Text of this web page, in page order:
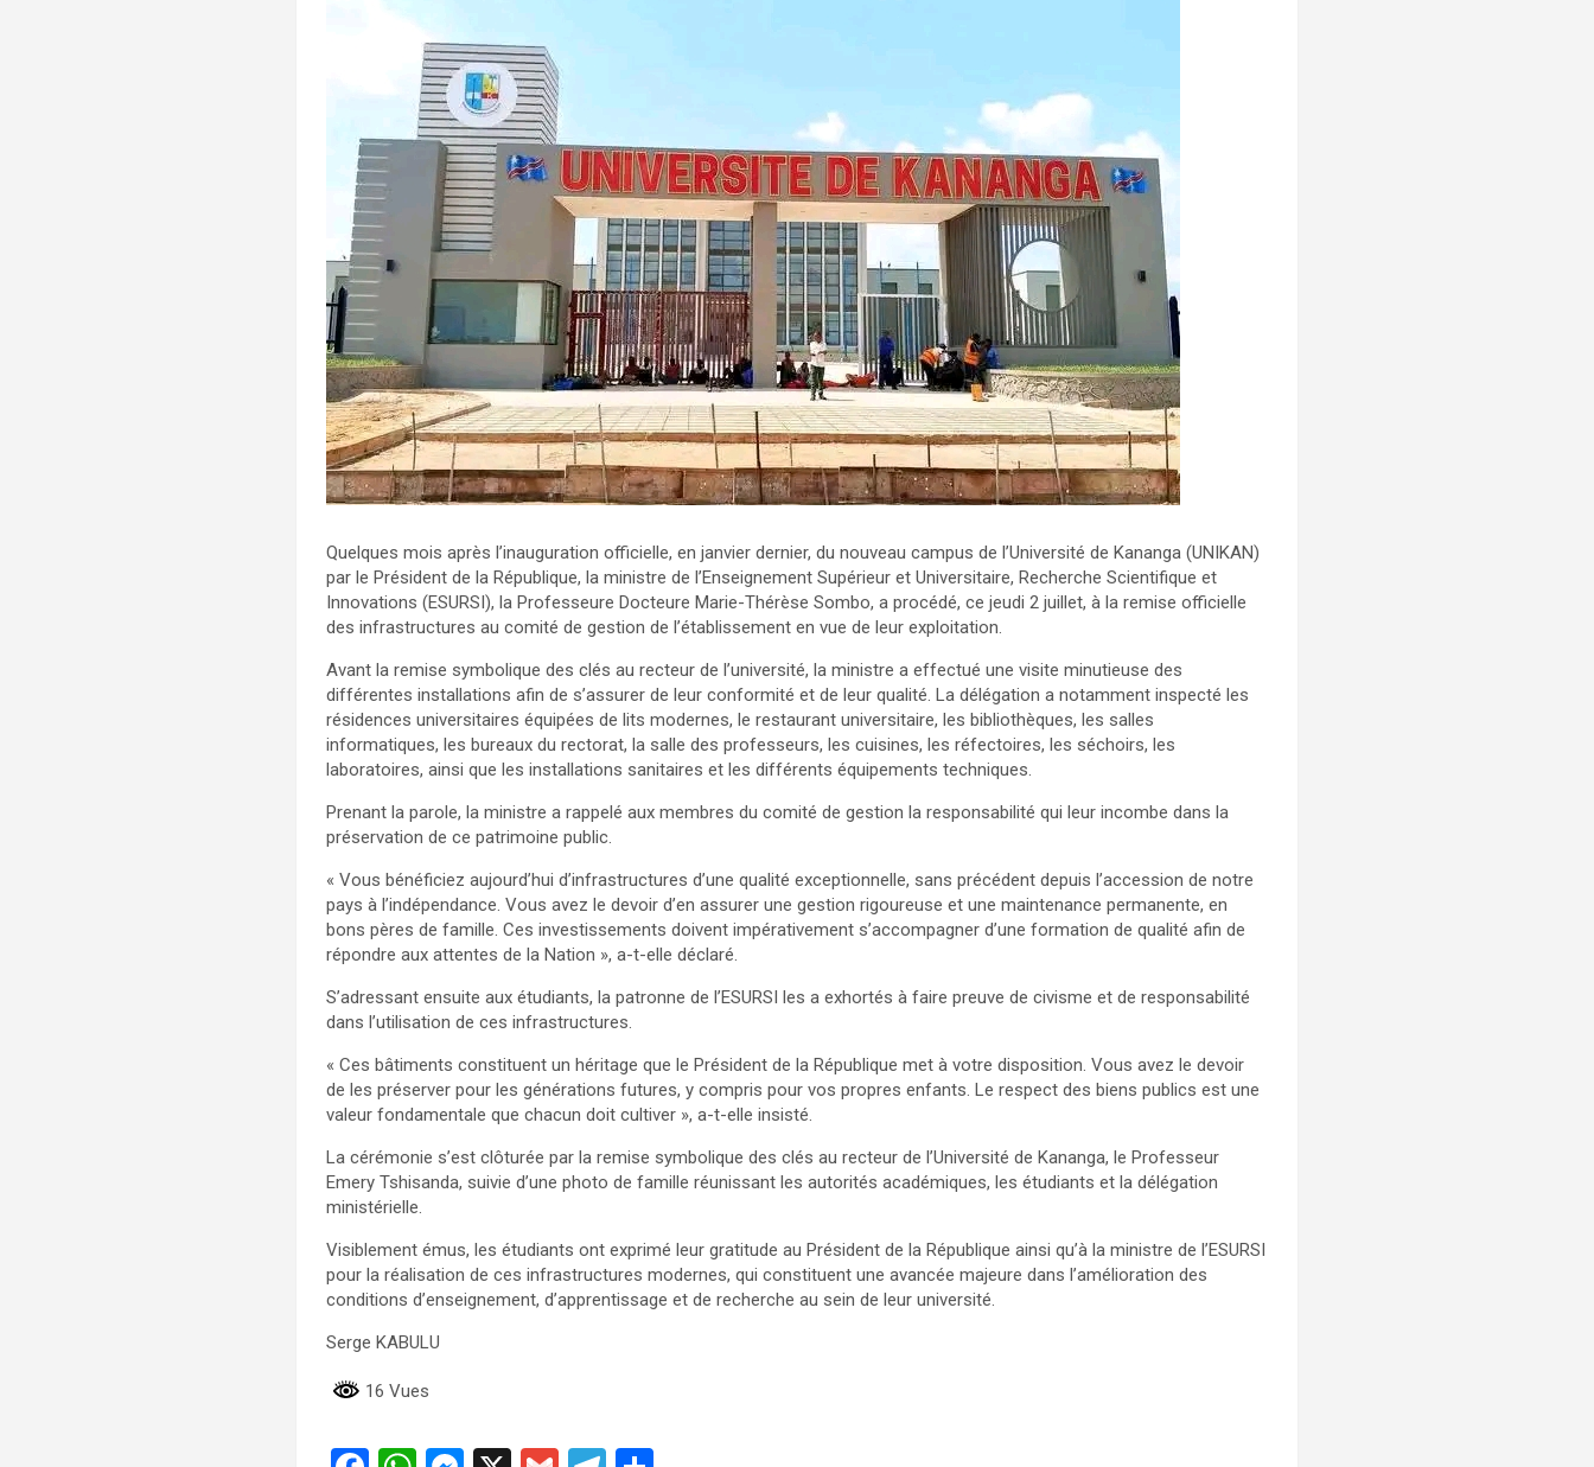
Quelques mois après l’inauguration officielle, en janvier dernier, du nouveau campus de l’Université de Kananga (UNIKAN)
par le Président de la République, la ministre de l’Enseignement Supérieur et Universitaire, Recherche Scientifique et
Innovations (ESURSI), la Professeure Docteure Marie-Thérèse Sombo, a procédé, ce jeudi 2 juillet, à la remise officielle
des infrastructures au comité de gestion de l’établissement en vue de leur exploitation.
Avant la remise symbolique des clés au recteur de l’université, la ministre a effectué une visite minutieuse des
différentes installations afin de s’assurer de leur conformité et de leur qualité. La délégation a notamment inspecté les
résidences universitaires équipées de lits modernes, le restaurant universitaire, les bibliothèques, les salles
informatiques, les bureaux du rectorat, la salle des professeurs, les cuisines, les réfectoires, les séchoirs, les
laboratoires, ainsi que les installations sanitaires et les différents équipements techniques.
Prenant la parole, la ministre a rappelé aux membres du comité de gestion la responsabilité qui leur incombe dans la
préservation de ce patrimoine public.
« Vous bénéficiez aujourd’hui d’infrastructures d’une qualité exceptionnelle, sans précédent depuis l’accession de notre
pays à l’indépendance. Vous avez le devoir d’en assurer une gestion rigoureuse et une maintenance permanente, en
bons pères de famille. Ces investissements doivent impérativement s’accompagner d’une formation de qualité afin de
répondre aux attentes de la Nation », a-t-elle déclaré.
S’adressant ensuite aux étudiants, la patronne de l’ESURSI les a exhortés à faire preuve de civisme et de responsabilité
dans l’utilisation de ces infrastructures.
« Ces bâtiments constituent un héritage que le Président de la République met à votre disposition. Vous avez le devoir
de les préserver pour les générations futures, y compris pour vos propres enfants. Le respect des biens publics est une
valeur fondamentale que chacun doit cultiver », a-t-elle insisté.
La cérémonie s’est clôturée par la remise symbolique des clés au recteur de l’Université de Kananga, le Professeur
Emery Tshisanda, suivie d’une photo de famille réunissant les autorités académiques, les étudiants et la délégation
ministérielle.
Visiblement émus, les étudiants ont exprimé leur gratitude au Président de la République ainsi qu’à la ministre de l’ESURSI
pour la réalisation de ces infrastructures modernes, qui constituent une avancée majeure dans l’amélioration des
conditions d’enseignement, d’apprentissage et de recherche au sein de leur université.
Serge KABULU
16 Vues